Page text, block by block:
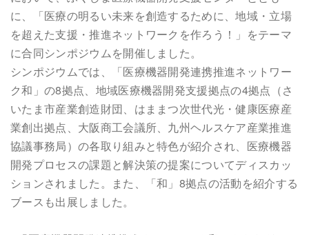
に、「医療の明るい未来を創造するために、地域・立場
を超えた支援・推進ネットワークを作ろう！」をテーマ
に合同シンポジウムを開催しました。
シンポジウムでは、「医療機器開発連携推進ネットワー
ク和」の8拠点、地域医療機器開発支援拠点の4拠点（さ
いたま市産業創造財団、はままつ次世代光・健康医療産
業創出拠点、大阪商工会議所、九州ヘルスケア産業推進
協議事務局）の各取り組みと特色が紹介され、医療機器
開発プロセスの課題と解決策の提案についてディスカッ
ションされました。また、「和」8拠点の活動を紹介する
ブースも出展しました。